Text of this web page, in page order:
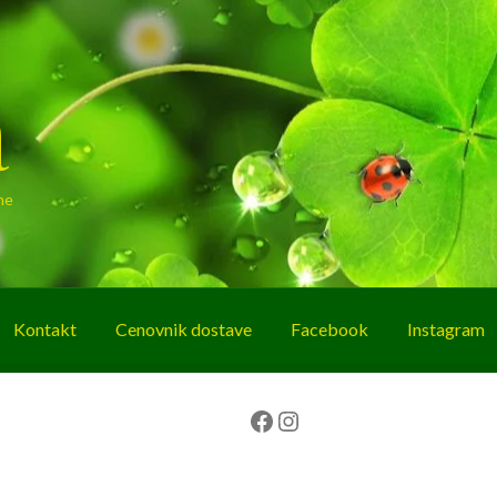
Kontakt Cenovnik dostave Facebook Instagram
Facebook Instagram